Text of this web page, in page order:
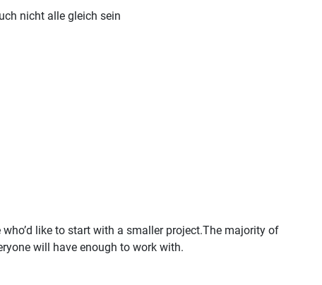
nicht alle gleich sein
like to start with a smaller project.The majority of
will have enough to work with.